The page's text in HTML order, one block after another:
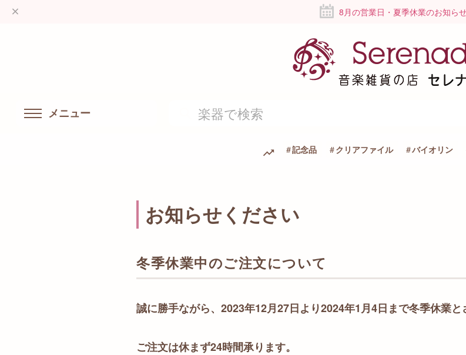
8月の営業日・夏季休業のお知ら
メニュー
記念品 クリアファイル バイオリン
お知らせください
冬季休業中のご注文について
誠に勝手ながら、2023年12月27日より2024年1月4日まで冬季休業と
ご注文は休まず24時間承ります。